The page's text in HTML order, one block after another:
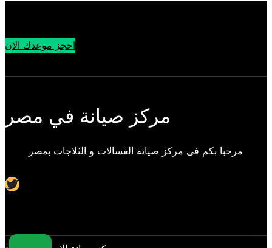
احجز موعدك الان
مركز صيانة في مصر
مرحبا بكم فى مركز صيانة الغسالات و الثلاجات بمصر
Twitter